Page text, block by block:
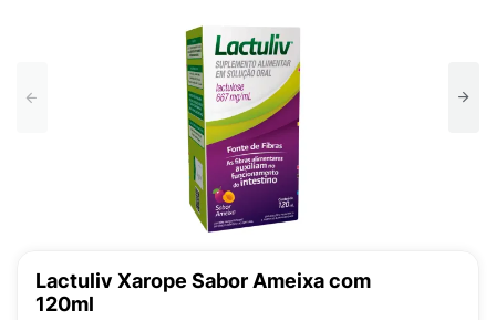
Lactuliv Xarope Sabor Ameixa com
120ml